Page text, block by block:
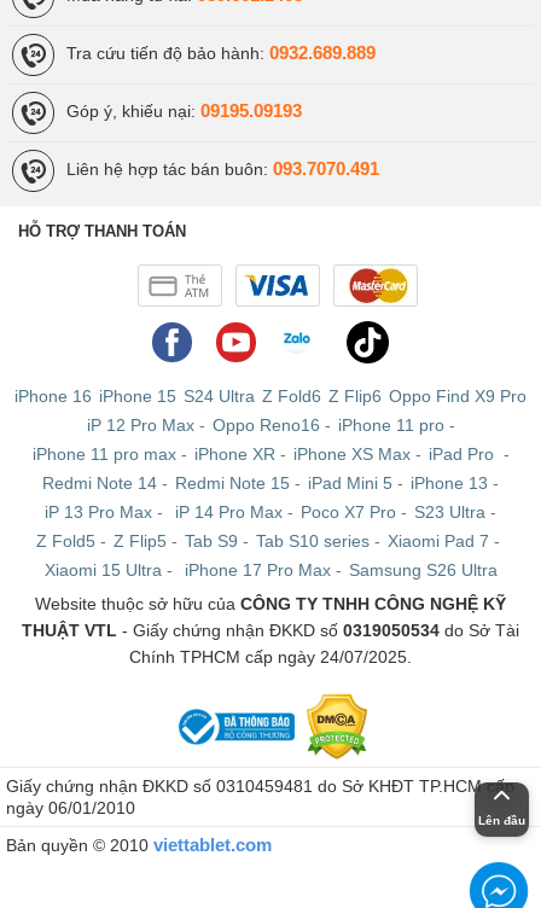
Tra cứu tiến độ bảo hành: 0932.689.889
Góp ý, khiếu nại: 09195.09193
Liên hệ hợp tác bán buôn: 093.7070.491
HỖ TRỢ THANH TOÁN
iPhone 16 iPhone 15 S24 Ultra Z Fold6 Z Flip6 Oppo Find X9 Pro
iP 12 Pro Max- Oppo Reno16 - iPhone 11 pro-
iPhone 11 pro max- iPhone XR - iPhone XS Max- iPad Pro -
Redmi Note 14 - Redmi Note 15 - iPad Mini 5 - iPhone 13 -
iP 13 Pro Max - iP 14 Pro Max - Poco X7 Pro - S23 Ultra -
Z Fold5 - Z Flip5 - Tab S9 - Tab S10 series - Xiaomi Pad 7 -
Xiaomi 15 Ultra - iPhone 17 Pro Max- Samsung S26 Ultra
Website thuộc sở hữu của CÔNG TY TNHH CÔNG NGHỆ KỸ
THUẬT VTL - Giấy chứng nhận ĐKKD số 0319050534 do Sở Tài
Chính TPHCM cấp ngày 24/07/2025.
Giấy chứng nhận ĐKKD số 0310459481 do Sở KHĐT TP.HCM cấp
ngày 06/01/2010
Bản quyền © 2010 viettablet.com
Lên đầu